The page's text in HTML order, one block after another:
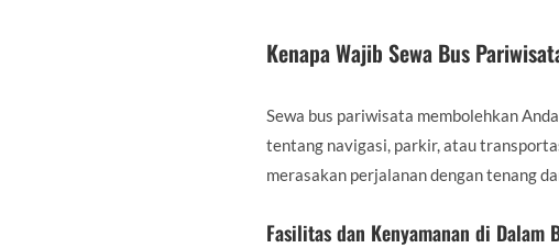
Kenapa Wajib Sewa Bus
Sewa bus pariwisata membolehkan
tentang navigasi, parkir, atau
merasakan perjalanan dengan tenang
Fasilitas dan Kenyamanan di Dalam